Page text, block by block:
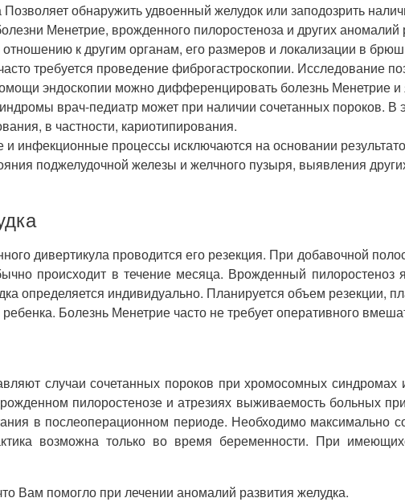
обнаружить удвоенный желудок или заподозрить
Менетрие, врожденного пилоростеноза и других
к другим органам, его размеров и локализации в
требуется проведение фиброгастроскопии. Исследование
эндоскопии можно дифференцировать болезнь Менетрие и
врач-педиатр может при наличии сочетанных пороков.
в частности, кариотипирования.
инфекционные процессы исключаются на основании
поджелудочной железы и желчного пузыря, выявления
дивертикула проводится его резекция. При добавочной
происходит в течение месяца. Врожденный пилоростеноз
определяется индивидуально. Планируется объем резекции,
Болезнь Менетрие часто не требует оперативного
случаи сочетанных пороков при хромосомных синдромах
пилоростенозе и атрезиях выживаемость больных
в послеоперационном периоде. Необходимо максимально
возможна только во время беременности. При
Вам помогло при лечении аномалий развития желудка.